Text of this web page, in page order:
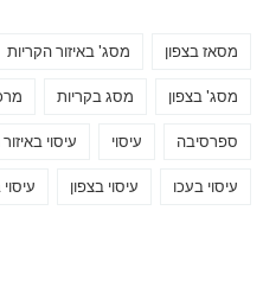
מסאז בצפון מסג' באיזור הקריות
מסג' בצפון מסג בקריות
ספרסיבה עיסוי עיסוי
עיסוי בעכו עיסוי בצפון